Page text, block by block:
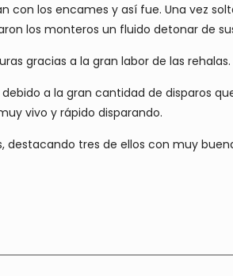
con los encames y así fue. Una vez
los monteros un fluido detonar de
gracias a la gran labor de las rehalas.
a la gran cantidad de disparos
vivo y rápido disparando.
destacando tres de ellos con muy